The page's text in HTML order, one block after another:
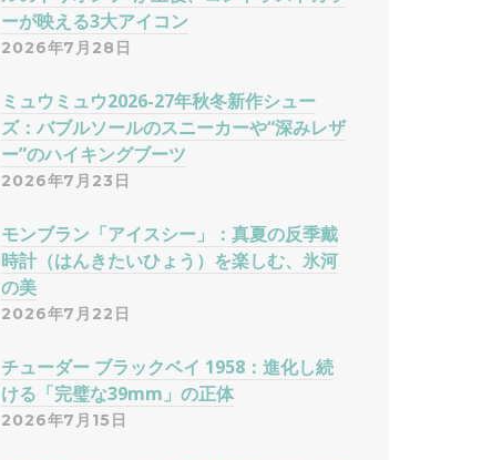
ーが映える3大アイコン
2026年7月28日
ミュウミュウ2026-27年秋冬新作シュー
ズ：バブルソールのスニーカーや“深みレザ
ー”のハイキングブーツ
2026年7月23日
モンブラン「アイスシー」：真夏の反季戴
時計（はんきたいひょう）を楽しむ、氷河
の美
2026年7月22日
チューダー ブラックベイ 1958：進化し続
ける「完璧な39mm」の正体
2026年7月15日